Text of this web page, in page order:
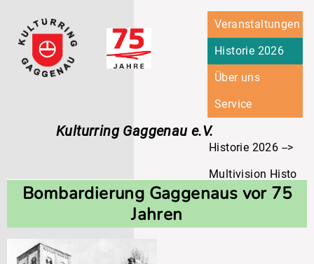
überspringenVeranstaltungen
Historie 2026
Über uns
Service
Kulturring Gaggenau e.V.
Historie 2026
Multivision Historie
Bombardierung
Bombardierung Gaggenaus vor 75
Jahren